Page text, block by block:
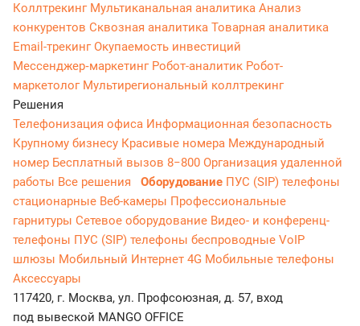
Коллтрекинг Мультиканальная аналитика Анализ
конкурентов Сквозная аналитика Товарная аналитика
Email-трекингОкупаемость инвестиций
Мессенджер‑маркетинг Робот-аналитик Робот-
маркетолог Мультирегиональный коллтрекинг
Решения
Телефонизация офиса Информационная безопасность
Крупному бизнесу Красивые номера Международный
номер Бесплатный вызов 8−800 Организация удаленной
работы Все решения Оборудование ПУС (SIP) телефоны
стационарные Веб-камеры Профессиональные
гарнитуры Сетевое оборудование Видео- и конференц-
телефоны ПУС (SIP) телефоны беспроводные VoIP
шлюзы Мобильный Интернет 4G Мобильные телефоны
Аксессуары
117420, г. Москва, ул. Профсоюзная, д. 57, вход
под вывеской MANGO OFFICE